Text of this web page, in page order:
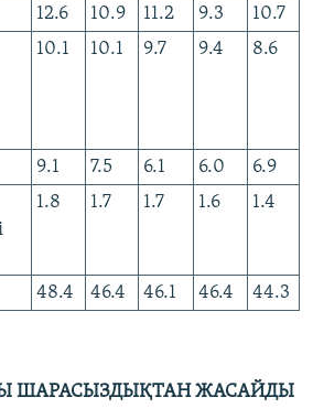
12.6 10.9 11.2 9.3
10.7
10.1 10.1 9.7 9.4 8.6
9.1 7.5 6.1 6.0
6.9
1.8 1.7 1.7 1.6 1.4
48.4 46.4 46.1 46.4 44.3
ШАРАСЫЗДЫҚТАН ЖАСАЙДЫ